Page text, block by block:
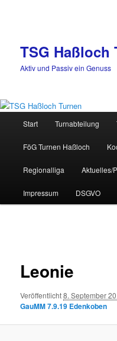
TSG Haßloch
Aktiv und Passiv ein Genuss
Start Turnabteilung
FöG Turnen Haßloch
Regionalliga Aktuelles/
Impressum DSGVO
Leonie
Veröffentlicht8. September
GauMM 7.9.19 Edenkoben